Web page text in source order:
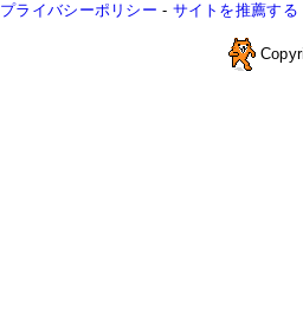
プライバシーポリシー - サイトを推薦する